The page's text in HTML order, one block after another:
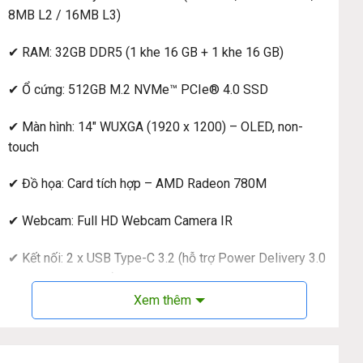
8MB L2 / 16MB L3)
✔ RAM: 32GB DDR5 (1 khe 16 GB + 1 khe 16 GB)
✔ Ổ cứng: 512GB M.2 NVMe™ PCIe® 4.0 SSD
✔ Màn hình: 14″ WUXGA (1920 x 1200) – OLED, non-
touch
✔ Đồ họa: Card tích hợp – AMD Radeon 780M
✔ Webcam: Full HD Webcam Camera IR
✔ Kết nối: 2 x USB Type-C 3.2 (hỗ trợ Power Delivery 3.0
và DisplayPort 1.4) 1 x USB 3.2 HDMI 1 x
Headphone/microphone combo 1 x USB 3.2 (Always on)
Xem thêm